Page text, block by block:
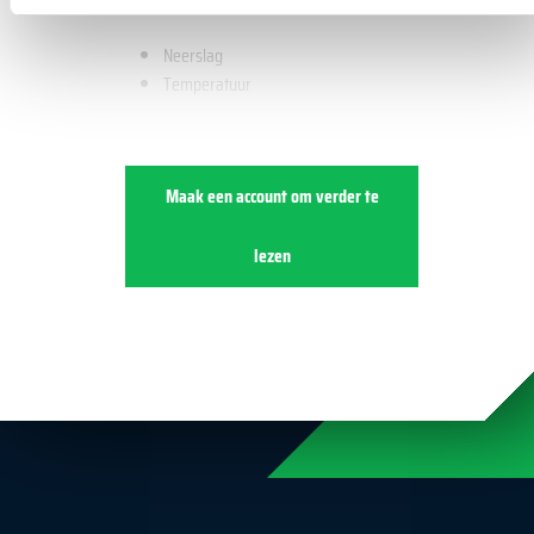
Neerslag
Temperatuur
Maak een account om verder te
lezen